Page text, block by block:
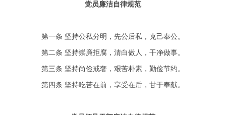
党员廉洁自律规范
第一条 坚持公私分明，先公后私，克己奉公。
第二条 坚持崇廉拒腐，清白做人，干净做事。
第三条 坚持尚俭戒奢，艰苦朴素，勤俭节约。
第四条 坚持吃苦在前，享受在后，甘于奉献。